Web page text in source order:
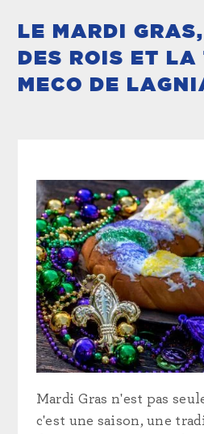
LE MARDI
DES ROIS ET LA
MECO DE
Mardi Gras n'est pas
c'est une saison, une